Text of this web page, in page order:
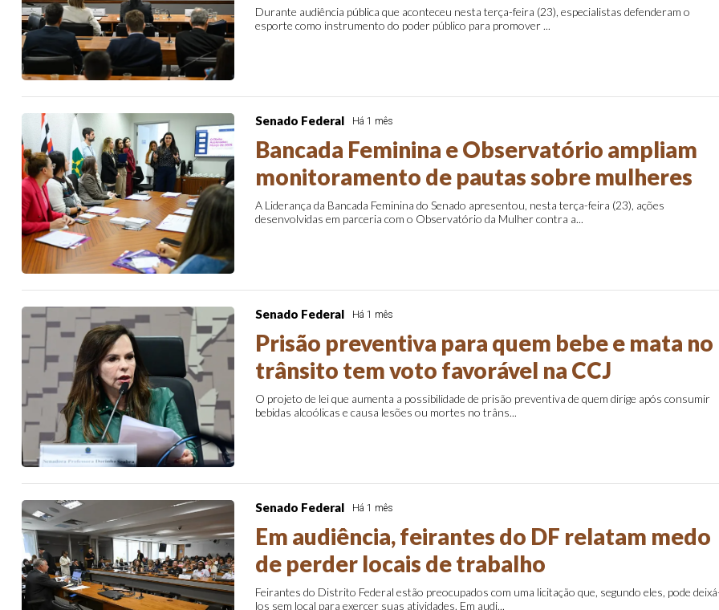
Durante audiência pública que aconteceu nesta terça-feira (23), especialistas defenderam o
esporte como instrumento do poder público para promover ...
Senado Federal Há 1 mês
Bancada Feminina e Observatório ampliam
monitoramento de pautas sobre mulheres
A Liderança da Bancada Feminina do Senado apresentou, nesta terça-feira (23), ações
desenvolvidas em parceria com o Observatório da Mulher contra a...
Senado Federal Há 1 mês
Prisão preventiva para quem bebe e mata no
trânsito tem voto favorável na CCJ
O projeto de lei que aumenta a possibilidade de prisão preventiva de quem dirige após consumir
bebidas alcoólicas e causa lesões ou mortes no trâns...
Senado Federal Há 1 mês
Em audiência, feirantes do DF relatam medo
de perder locais de trabalho
Feirantes do Distrito Federal estão preocupados com uma licitação que, segundo eles, pode
los sem local para exercer suas atividades. Em audi...